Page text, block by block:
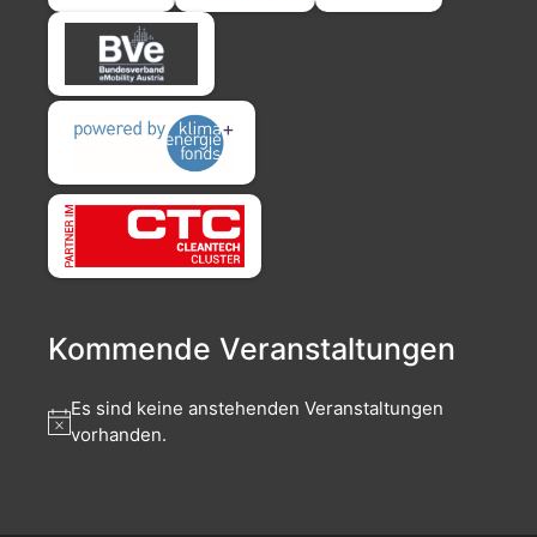
Kommende Veranstaltungen
Es sind keine anstehenden Veranstaltungen
vorhanden.